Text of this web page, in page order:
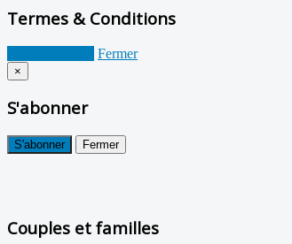
Termes & Conditions
Fermer
×
S'abonner
S'abonner Fermer
Couples et familles